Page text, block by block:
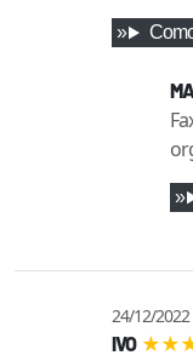
24/12/2022
IVO ★★